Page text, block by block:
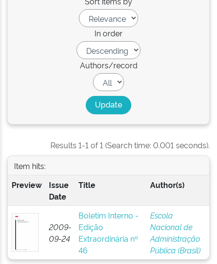
In order
Authors/record
Results 1-1 of 1 (Search time: 0.001 seconds).
Item hits:
Preview
Issue
Date
Title Author(s)
2009-
09-24
Boletim Interno -
Edição
Extraordinária nº
46
Escola
Nacional de
Administração
Pública (Brasil)